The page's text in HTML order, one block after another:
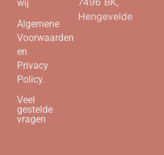
wij
Algemene
Voorwaarden
en
Privacy
Policy.
Veel
gestelde
vragen
Hengevelde